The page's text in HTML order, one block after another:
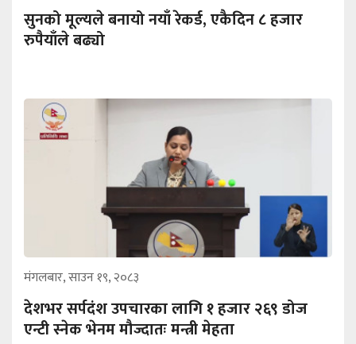
सुनको मूल्यले बनायो नयाँ रेकर्ड, एकैदिन ८ हजार
रुपैयाँले बढ्यो
मंगलबार, साउन १९, २०८३
देशभर सर्पदंश उपचारका लागि १ हजार २६९ डोज
एन्टी स्नेक भेनम मौज्दातः मन्त्री मेहता